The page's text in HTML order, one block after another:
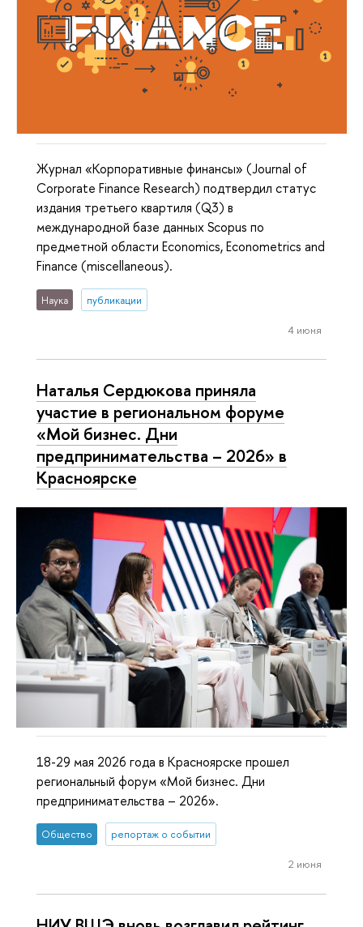
Журнал «Корпоративные финансы» (Journal of
Corporate Finance Research) подтвердил статус
издания третьего квартиля (Q3) в
международной базе данных Scopus по
предметной области Economics, Econometrics and
Finance (miscellaneous).
Наука публикации
4 июня
Наталья Сердюкова приняла
участие в региональном форуме
«Мой бизнес. Дни
предпринимательства – 2026» в
Красноярске
18-29 мая 2026 года в Красноярске прошел
региональный форум «Мой бизнес. Дни
предпринимательства – 2026».
Общество репортаж о событии
2 июня